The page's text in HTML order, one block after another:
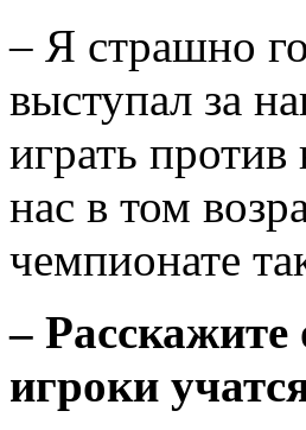
– Я страшно
выступал за
играть
нас в том
чемпионате
–
игроки